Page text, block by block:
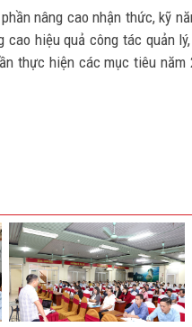
nâng cao nhận thức, kỹ
cao hiệu quả công tác quản
thực hiện các mục tiêu